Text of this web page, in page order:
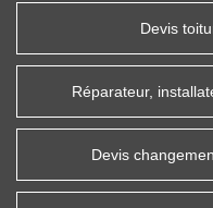
Devis
Réparateur,
Devis